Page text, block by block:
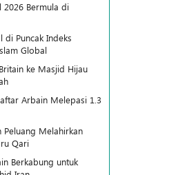
2026 Bermula di
di Puncak Indeks
Global
ke Masjid Hijau
Arbain Melepasi 1.3
Peluang Melahirkan
Qari
Berkabung untuk